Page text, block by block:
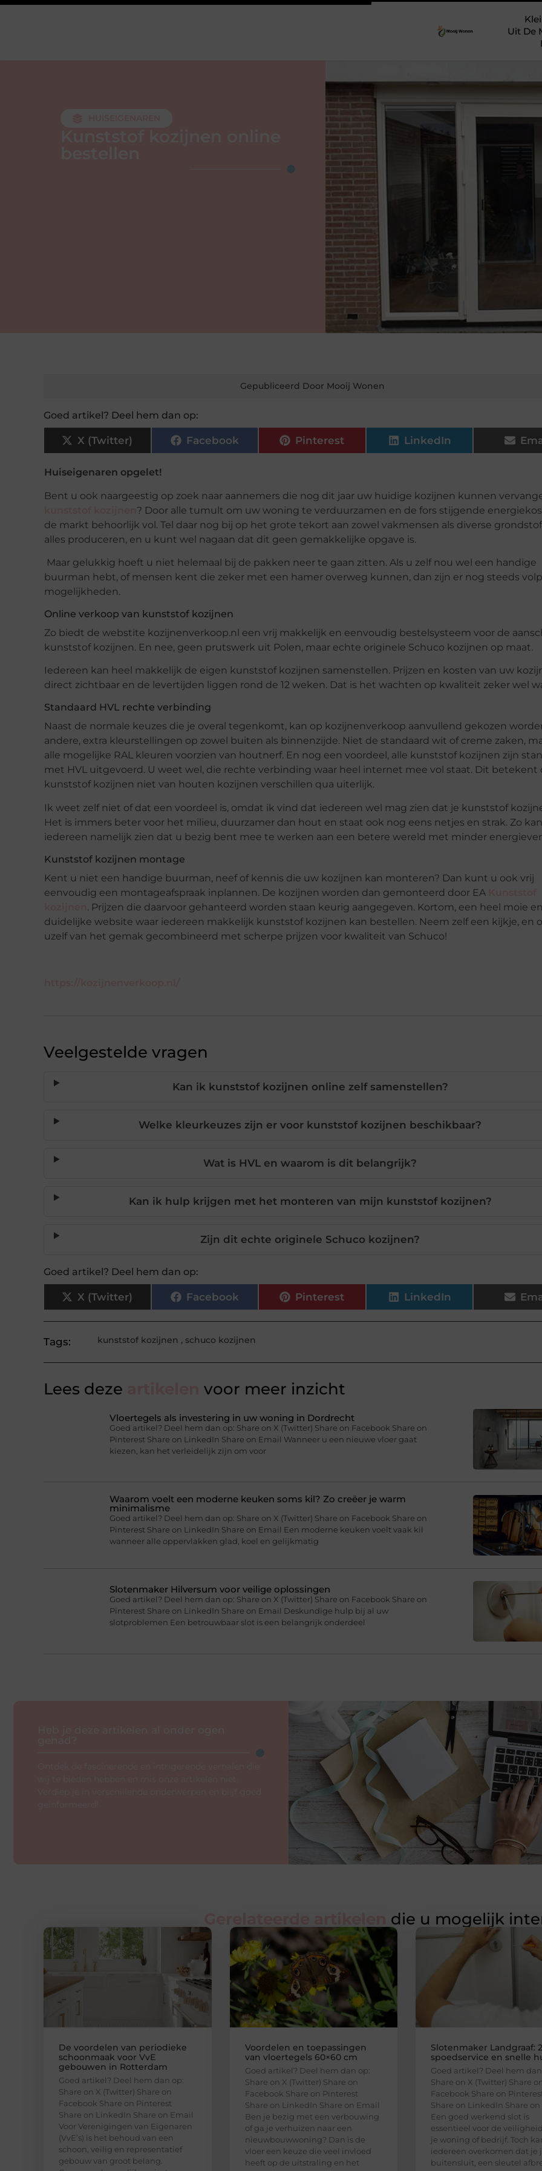
Uit De
Gepubliceerd Door Mooij Wonen
Goed artikel? Deel hem dan op:
X (Twitter) Facebook Pinterest LinkedIn
Huiseigenaren opgelet!
Bent u ook naargeestig op zoek naar aannemers die nog dit jaar uw huidige kozijnen kunnen
? Door alle tumult om uw woning te verduurzamen en de fors stijgende
de markt behoorlijk vol. Tel daar nog bij op het grote tekort aan zowel vakmensen als diverse
alles produceren, en u kunt wel nagaan dat dit geen gemakkelijke opgave is.
Maar gelukkig hoeft u niet helemaal bij de pakken neer te gaan zitten. Als u zelf nou wel een handige
buurman hebt, of mensen kent die zeker met een hamer overweg kunnen, dan zijn er nog steeds volp
mogelijkheden.
Online verkoop van kunststof kozijnen
Zo biedt de webstite kozijnenverkoop.nl een vrij makkelijk en eenvoudig bestelsysteem voor de
kunststof kozijnen. En nee, geen prutswerk uit Polen, maar echte originele Schuco kozijnen op maat.
Iedereen kan heel makkelijk de eigen kunststof kozijnen samenstellen. Prijzen en kosten van uw
direct zichtbaar en de levertijden liggen rond de 12 weken. Dat is het wachten op kwaliteit zeker wel
Standaard HVL rechte verbinding
Naast de normale keuzes die je overal tegenkomt, kan op kozijnenverkoop aanvullend gekozen
andere, extra kleurstellingen op zowel buiten als binnenzijde. Niet de standaard wit of creme zaken,
alle mogelijke RAL kleuren voorzien van houtnerf. En nog een voordeel, alle kunststof kozijnen zijn
met HVL uitgevoerd. U weet wel, die rechte verbinding waar heel internet mee vol staat. Dit betekent
kunststof kozijnen niet van houten kozijnen verschillen qua uiterlijk.
Ik weet zelf niet of dat een voordeel is, omdat ik vind dat iedereen wel mag zien dat je kunststof
Het is immers beter voor het milieu, duurzamer dan hout en staat ook nog eens netjes en strak. Zo kan
iedereen namelijk zien dat u bezig bent mee te werken aan een betere wereld met minder
Kunststof kozijnen montage
Kent u niet een handige buurman, neef of kennis die uw kozijnen kan monteren? Dan kunt u ook vrij
eenvoudig een montageafspraak inplannen. De kozijnen worden dan gemonteerd door EA
. Prijzen die daarvoor gehanteerd worden staan keurig aangegeven. Kortom, een heel moie en
duidelijke website waar iedereen makkelijk kunststof kozijnen kan bestellen. Neem zelf een kijkje, en
uzelf van het gemak gecombineerd met scherpe prijzen voor kwaliteit van Schuco!
Veelgestelde vragen
Kan ik kunststof kozijnen online zelf samenstellen?
Welke kleurkeuzes zijn er voor kunststof kozijnen beschikbaar?
Wat is HVL en waarom is dit belangrijk?
Kan ik hulp krijgen met het monteren van mijn kunststof kozijnen?
Zijn dit echte originele Schuco kozijnen?
Goed artikel? Deel hem dan op:
X (Twitter) Facebook Pinterest LinkedIn
Tags: kunststof kozijnen , schuco kozijnen
Lees deze voor meer inzicht
Vloertegels als investering in uw woning in Dordrecht
Goed artikel? Deel hem dan op: Share on X (Twitter) Share on Facebook Share on
Pinterest Share on LinkedIn Share on Email Wanneer u een nieuwe vloer gaat
kiezen, kan het verleidelijk zijn om voor
Waarom voelt een moderne keuken soms kil? Zo creëer je warm
minimalisme
Goed artikel? Deel hem dan op: Share on X (Twitter) Share on Facebook Share on
Pinterest Share on LinkedIn Share on Email Een moderne keuken voelt vaak kil
wanneer alle oppervlakken glad, koel en gelijkmatig
Slotenmaker Hilversum voor veilige oplossingen
Goed artikel? Deel hem dan op: Share on X (Twitter) Share on Facebook Share on
Pinterest Share on LinkedIn Share on Email Deskundige hulp bij al uw
slotproblemen Een betrouwbaar slot is een belangrijk onderdeel
die u mogelijk
De voordelen van periodieke
schoonmaak voor VvE
gebouwen in Rotterdam
Goed artikel? Deel hem dan op:
Share on X (Twitter) Share on
Facebook Share on Pinterest
Share on LinkedIn Share on Email
Voor Verenigingen van Eigenaren
(VvE’s) is het behoud van een
schoon, veilig en representatief
gebouw van groot belang.
Voordelen en toepassingen
van vloertegels 60×60 cm
Goed artikel? Deel hem dan op:
Share on X (Twitter) Share on
Facebook Share on Pinterest
Share on LinkedIn Share on Email
Ben je bezig met een verbouwing
of ga je verhuizen naar een
nieuwbouwwoning? Dan is de
vloer een keuze die veel invloed
heeft op de uitstraling en het
Slotenmaker Landgraaf:
spoedservice en snelle
Goed artikel? Deel hem
Share on X (Twitter) Share
Facebook Share on
Share on LinkedIn Share
Een goed werkend slot is
essentieel voor de
je woning of bedrijf. Toch
iedereen overkomen dat je
buitensluit, een sleutel